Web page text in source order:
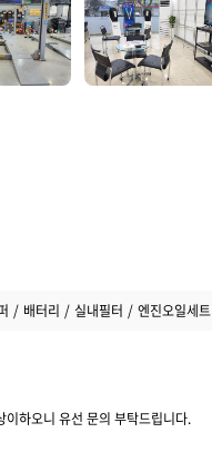
배터리 실내필터 엔진오일세트
하오니 유선 문의 부탁드립니다.
취소하기